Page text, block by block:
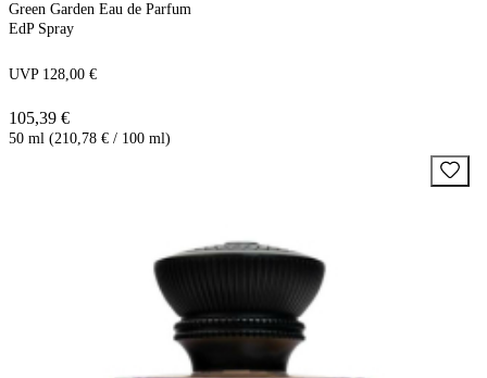
Green Garden Eau de Parfum
EdP Spray
UVP 128,00 €
105,39 €
50 ml (210,78 € / 100 ml)